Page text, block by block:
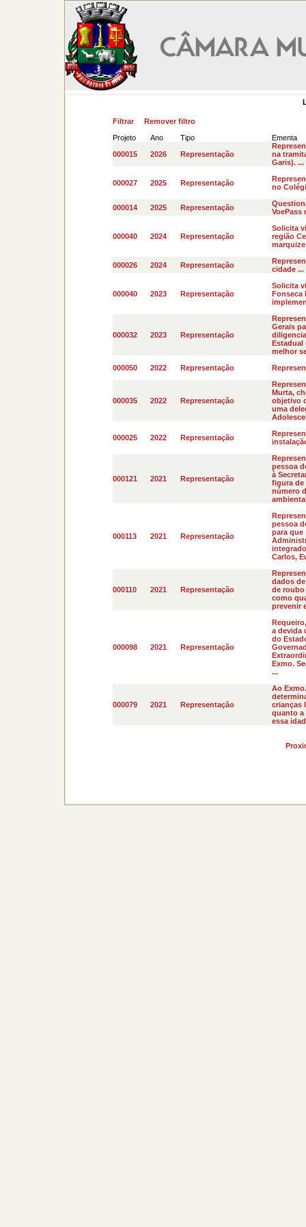
Filtrar
Remover filtro
Projeto
Ano Tipo
Ementa
000015
2026 Representação
na
Garis). ...
000027 2025 Representação
no
000014 2025 Representação
VoePass
000040 2024 Representação
Solicita
região
000026 2024 Representação
cidade ...
000040 2023 Representação
Solicita
Fonseca
000032 2023 Representação
Gerais
Estadual
melhor
000050
2022 Representação
000035 2022 Representação
Murta,
objetivo
uma
000025 2022 Representação
000121 2021 Representação
pessoa
à
figura de
número
000113 2021 Representação
pessoa
para que
Carlos,
000110 2021 Representação
dados
de roubo
como
prevenir
000098 2021 Representação
a devida
do
Exmo.
...
000079 2021 Representação
Ao
crianças
quanto a
essa